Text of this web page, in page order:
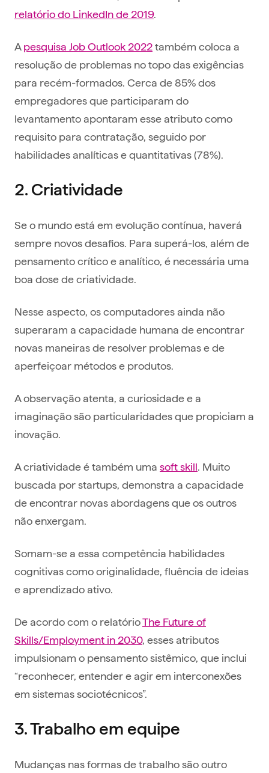
relatório do LinkedIn de 2019.
Apesquisa Job Outlook 2022também coloca a
resolução de problemas no topo das exigências
para recém-formados. Cerca de 85% dos
empregadores que participaram do
levantamento apontaram esse atributo como
requisito para contratação, seguido por
habilidades analíticas e quantitativas (78%).
2. Criatividade
Se o mundo está em evolução contínua, haverá
sempre novos desafios. Para superá-los, além de
pensamento crítico e analítico, é necessária uma
boa dose de criatividade.
Nesse aspecto, os computadores ainda não
superaram a capacidade humana de encontrar
novas maneiras de resolver problemas e de
aperfeiçoar métodos e produtos.
A observação atenta, a curiosidade e a
imaginação são particularidades que propiciam a
inovação.
A criatividade é também uma soft skill. Muito
buscada por startups, demonstra a capacidade
de encontrar novas abordagens que os outros
não enxergam.
Somam-se a essa competência habilidades
cognitivas como originalidade, fluência de ideias
e aprendizado ativo.
De acordo com o relatórioThe Future of
Skills/Employment in 2030, esses atributos
impulsionam o pensamento sistêmico, que inclui
“reconhecer, entender e agir em interconexões
em sistemas sociotécnicos”.
3. Trabalho em equipe
Mudanças nas formas de trabalho são outro